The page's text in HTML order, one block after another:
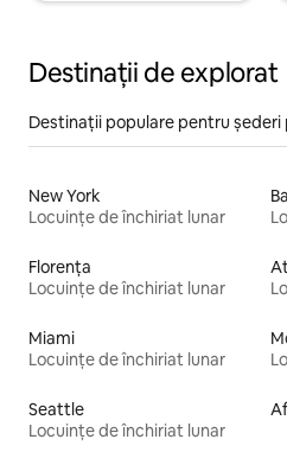
Destinații de explorat
Destinații populare pentru
New York
Locuințe de închiriat lunar
Florența
Locuințe de închiriat lunar
Miami
Locuințe de închiriat lunar
Seattle
Locuințe de închiriat lunar